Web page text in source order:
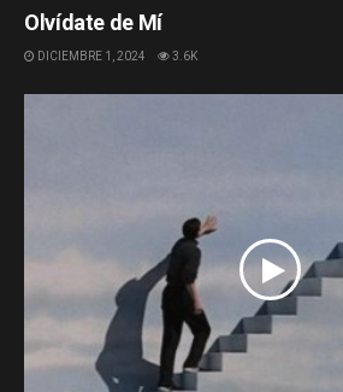
Olvídate de Mí
DICIEMBRE 1, 2024 3.6K